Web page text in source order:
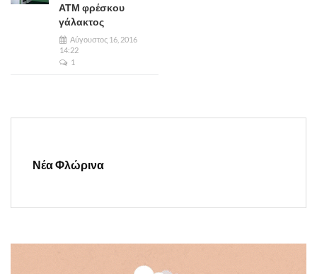
ΑΤΜ φρέσκου
γάλακτος
Αύγουστος 16, 2016
14:22
1
Νέα Φλώρινα